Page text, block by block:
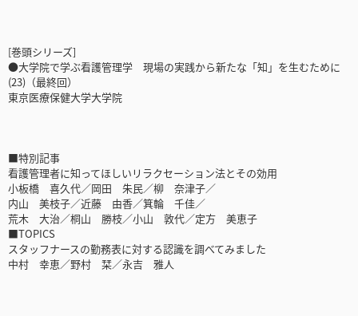
[巻頭シリーズ]
●大学院で学ぶ看護管理学 現場の実践から新たな「知」を生むために
(23)（最終回）
東京医療保健大学大学院
■特別記事
看護管理者に知ってほしいリラクセーション法とその効用
小板橋 喜久代／岡田 朱民／柳 奈津子／
内山 美枝子／近藤 由香／箕輪 千佳／
荒木 大治／桐山 勝枝／小山 敦代／定方 美恵子
■TOPICS
スタッフナースの勤務表に対する認識を調べてみました
中村 幸恵／野村 栞／永吉 雅人